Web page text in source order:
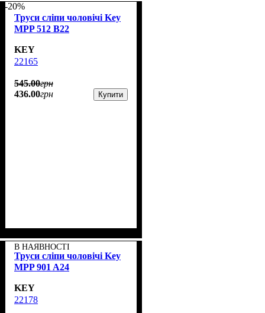
-20%
Труси сліпи чоловічі Key
MPP 512 B22
KEY
22165
545.00грн
436.00грн Купити
В НАЯВНОСТІ
Труси сліпи чоловічі Key
MPP 901 A24
KEY
22178